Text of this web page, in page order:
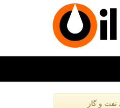
نفت و گاز